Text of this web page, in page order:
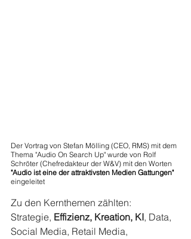
Der Vortrag von Stefan Mölling (CEO, RMS) mit dem
Thema "Audio On Search Up" wurde von Rolf
Schröter (Chefredakteur der W&V) mit den Worten
"Audio ist eine der attraktivsten Medien Gattungen"
eingeleitet
Zu den Kernthemen zählten:
Strategie, Effizienz, Kreation, KI, Data,
Social Media, Retail Media,